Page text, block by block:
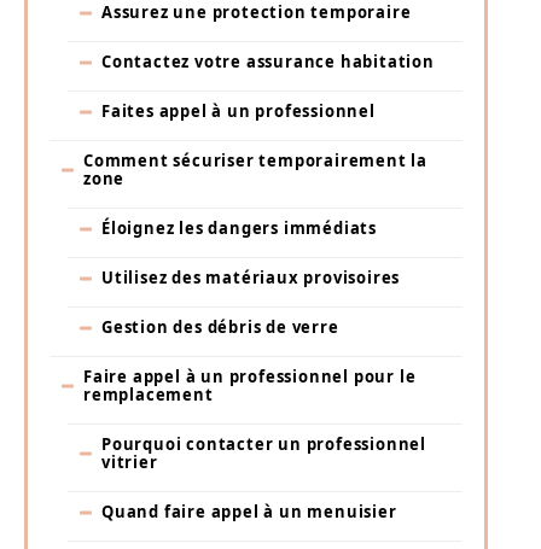
Assurez une protection temporaire
Contactez votre assurance habitation
Faites appel à un professionnel
Comment sécuriser temporairement la
zone
Éloignez les dangers immédiats
Utilisez des matériaux provisoires
Gestion des débris de verre
Faire appel à un professionnel pour le
remplacement
Pourquoi contacter un professionnel
vitrier
Quand faire appel à un menuisier